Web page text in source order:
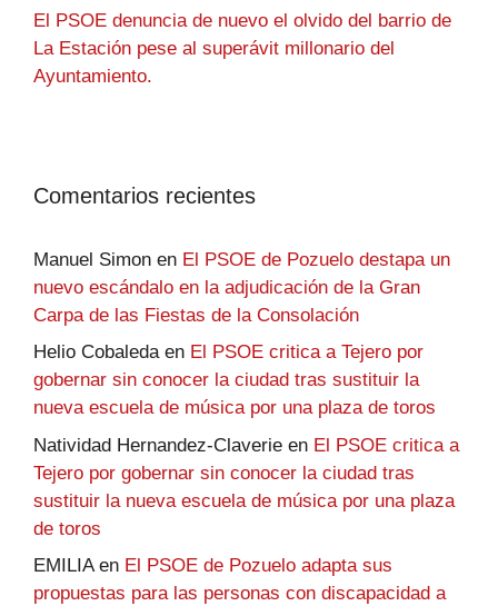
El PSOE denuncia de nuevo el olvido del barrio de
La Estación pese al superávit millonario del
Ayuntamiento.
Comentarios recientes
Manuel Simon en El PSOE de Pozuelo destapa un
nuevo escándalo en la adjudicación de la Gran
Carpa de las Fiestas de la Consolación
Helio Cobaledaen El PSOE critica a Tejero por
gobernar sin conocer la ciudad tras sustituir la
nueva escuela de música por una plaza de toros
Natividad Hernandez-Claverie en El PSOE critica a
Tejero por gobernar sin conocer la ciudad tras
sustituir la nueva escuela de música por una plaza
de toros
EMILIAen El PSOE de Pozuelo adapta sus
propuestas para las personas con discapacidad a